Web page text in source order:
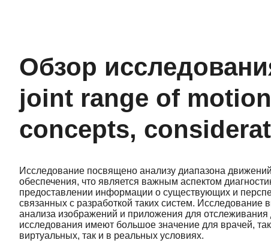
Обзор
joint range of
concepts,
Исследование посвящено анализу диапазона
обеспечения, что является важным аспектом
предоставлении информации о существующих и
связанных с разработкой таких систем.
анализа изображений и приложения для
исследования имеют большое значение для врачей,
виртуальных, так и в реальных условиях.